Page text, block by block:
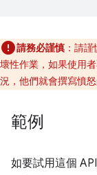
請務必謹慎 ：請
壞性作業，如果使用
況，他們就會撰寫憤怒
範例
如要試用這個